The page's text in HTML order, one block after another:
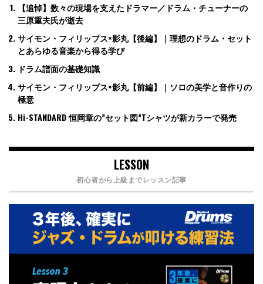
【追悼】数々の現場を支えたドラマー／ドラム・チューナーの
三原重夫氏が逝去
サイモン・フィリップス×影丸【後編】｜理想のドラム・セット
とあらゆる音楽から得る学び
ドラム譜面の基礎知識
サイモン・フィリップス×影丸【前編】｜ソロの美学と音作りの
極意
Hi-STANDARD 恒岡章の”セット図”Tシャツが新カラーで発売
LESSON
初心者から上級までレッスン記事